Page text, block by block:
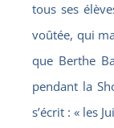
tous ses
voûtée, qui
que Berthe
pendant la
s’écrit : « les